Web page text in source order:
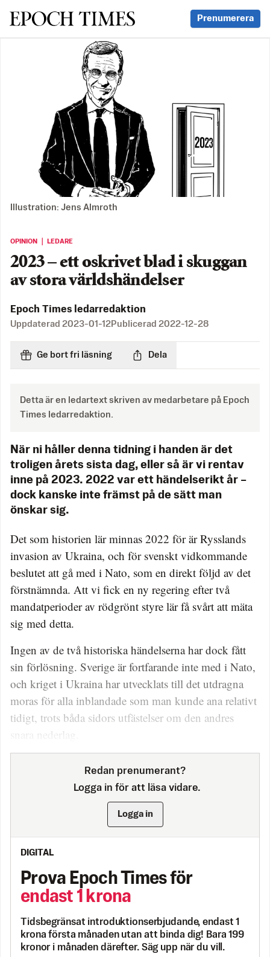
Svenska Epoch Times Prenumerera
Illustration: Jens Almroth
OPINION ｜ LEDARE
2023 – ett oskrivet blad i skuggan
av stora världshändelser
Epoch Times ledarredaktion
Uppdaterad 2023-01-12 Publicerad 2022-12-28
Ge bort fri läsning Dela
Detta är en ledartext skriven av medarbetare på Epoch
Times ledarredaktion.
När ni håller denna tidning i handen är det
troligen årets sista dag, eller så är vi rentav
inne på 2023. 2022 var ett händelserikt år –
dock kanske inte främst på de sätt man
önskar sig.
Det som historien lär minnas 2022 för är Rysslands
invasion av Ukraina, och för svenskt vidkommande
beslutet att gå med i Nato, som en direkt följd av det
förstnämnda. Att vi fick en ny regering efter två
mandatperioder av rödgrönt styre lär få svårt att mäta
sig med detta.
Ingen av de två historiska händelserna har dock fått
sin förlösning. Sverige är fortfarande inte med i Nato,
och kriget i Ukraina har utvecklats till det utdragna
moras för alla inblandade som man kunde ana relativt
tidigt, trots båda sidors utfästelser om den andres
snara nederlag.
Redan prenumerant?
Logga in för att läsa vidare.
Logga in
DIGITAL
Prova Epoch Times för
endast 1 krona
Tidsbegränsat introduktionserbjudande, endast 1
krona första månaden utan att binda dig! Bara 199
kronor i månaden därefter. Säg upp när du vill.